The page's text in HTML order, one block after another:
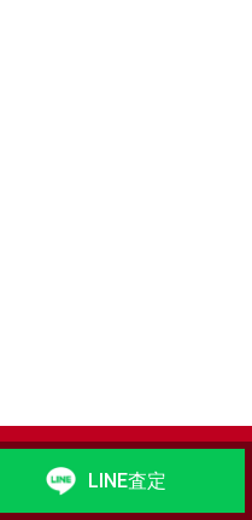
LINE査定